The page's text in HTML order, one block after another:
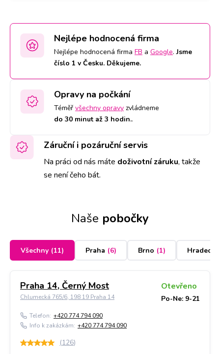
Nejlépe hodnocená firma
Nejlépe hodnocená firma FB a Google.Jsme
číslo 1 v Česku. Děkujeme.
Opravy na počkání
Téměř všechny opravy zvládneme
do 30 minut až 3 hodin..
Záruční i pozáruční servis
Na práci od nás máte doživotní záruku, takže
se není čeho bát.
Naše pobočky
Všechny (11) Praha (6) Brno (1) Hradec
Praha 14, Černý Most
Chlumecká 765/6, 198 19 Praha 14
Otevřeno
Po-Ne: 9-21
Telefon: +420 774 794 090
Info k zakázkám: +420 774 794 090
(126)